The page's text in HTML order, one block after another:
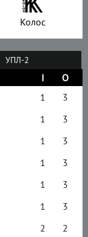
Колос
УПЛ-2
І
О
1
3
1
3
1
3
1
3
1
3
1
3
2
2